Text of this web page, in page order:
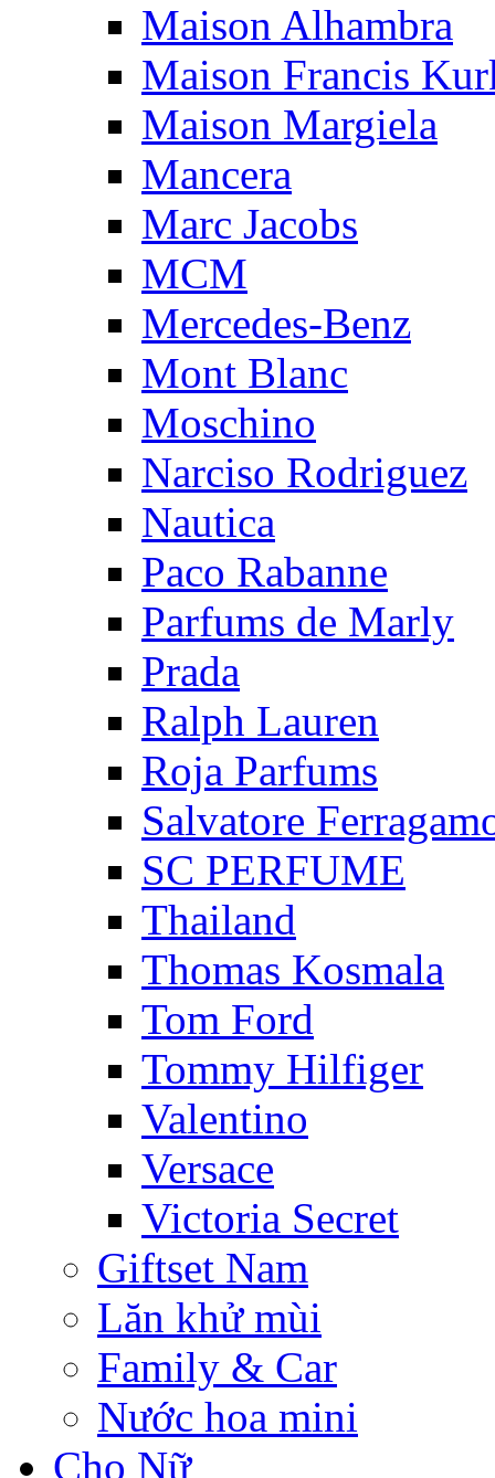
Maison Alhambra
Maison Francis
Maison Margiela
Mancera
Marc Jacobs
MCM
Mercedes-Benz
Mont Blanc
Moschino
Narciso Rodriguez
Nautica
Paco Rabanne
Parfums de Marly
Prada
Ralph Lauren
Roja Parfums
Salvatore
SC PERFUME
Thailand
Thomas Kosmala
Tom Ford
Tommy Hilfiger
Valentino
Versace
Victoria Secret
Giftset Nam
Lăn khử mùi
Family & Car
Nước hoa mini
Cho Nữ